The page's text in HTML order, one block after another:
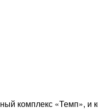
комплекс «Темп», и